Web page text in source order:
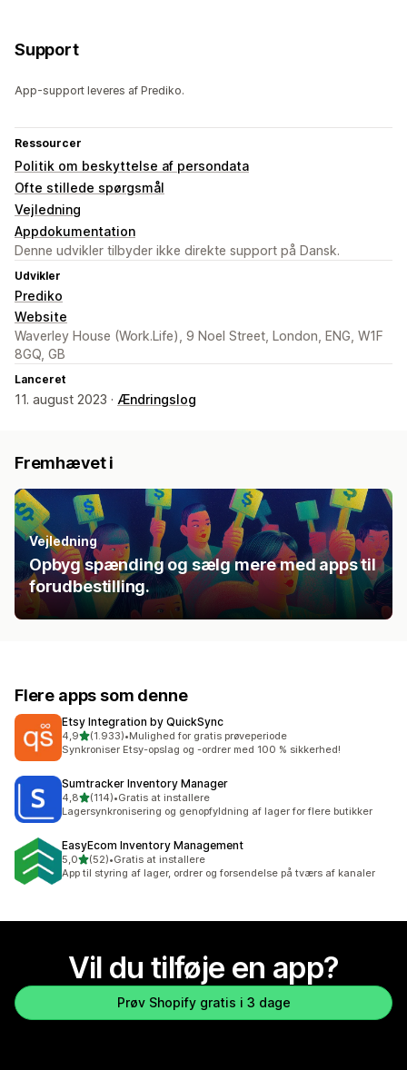
Support
App-support leveres af Prediko.
Ressourcer
Politik om beskyttelse af persondata
Ofte stillede spørgsmål
Vejledning
Appdokumentation
Denne udvikler tilbyder ikke direkte support på Dansk.
Udvikler
Prediko
Website
Waverley House (Work.Life), 9 Noel Street, London, ENG, W1F
8GQ, GB
Lanceret
11. august 2023 · Ændringslog
Fremhævet i
Vejledning
Opbyg spænding og sælg mere med apps til
forudbestilling.
Flere apps som denne
Etsy Integration by QuickSync
4,9ud af 5 stjerner
(1.933)
1933 anmeldelser i alt
•Mulighed for gratis prøveperiode
Synkroniser Etsy-opslag og -ordrer med 100 % sikkerhed!
Sumtracker Inventory Manager
4,8ud af 5 stjerner
(114)
114 anmeldelser i alt
•Gratis at installere
Lagersynkronisering og genopfyldning af lager for flere butikker
EasyEcom Inventory Management
5,0ud af 5 stjerner
(52)
52 anmeldelser i alt
•Gratis at installere
App til styring af lager, ordrer og forsendelse på tværs af kanaler
Vil du tilføje en app?
Prøv Shopify gratis i 3 dage